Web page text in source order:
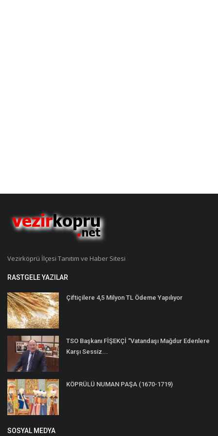
Vezirköprü İlçesi Tanıtım ve Haber Sitesi
RASTGELE YAZILAR
Çiftiçilere 4,5 Milyon TL Ödeme Yapılıyor
TSO Başkanı FİŞEKÇİ “Vatandaşı Mağdur Edenlere
Karşı Sessiz...
KÖPRÜLÜ NUMAN PAŞA (1670-1719)
SOSYAL MEDYA